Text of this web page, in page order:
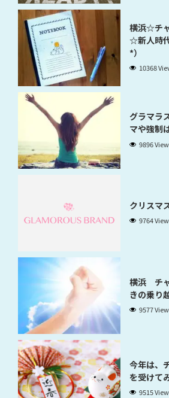
横浜☆チ
☆新人時
*）
10368
グラマラ
マや強制
9896
クリスマ
9764
横浜 チャッ
きの乗り
9577
今年は、
を受けて
9515